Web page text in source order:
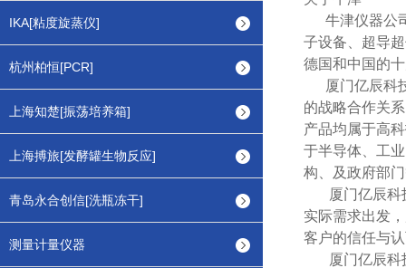
IKA[粘度旋蒸仪]
杭州柏恒[PCR]
上海知楚[振荡培养箱]
上海搏旅[发酵罐生物反应]
青岛永合创信[洗瓶冻干]
测量计量仪器
牛津仪器公司
子设备、超导
德国和中国的
厦门亿辰科技
的战略合作关
产品均属于高
于半导体、工
构、及政府部
厦门亿辰科技
实际需求出发
客户的信任与
厦门亿辰科技